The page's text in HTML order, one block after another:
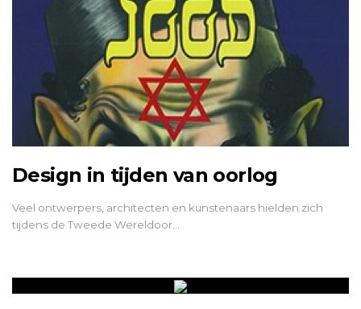
Design in tijden van oorlog
Veel ontwerpers, architecten en kunstenaars hielden zich
tijdens de Tweede Wereldoor…